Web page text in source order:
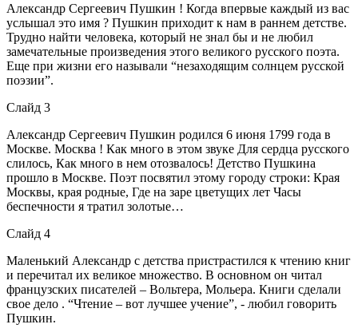
Александр Сергеевич Пушкин ! Когда впервые каждый из вас
услышал это имя ? Пушкин приходит к нам в раннем детстве.
Трудно найти человека, который не знал бы и не любил
замечательные произведения этого великого русского поэта.
Еще при жизни его называли “незаходящим солнцем русской
поэзии”.
Слайд 3
Александр Сергеевич Пушкин родился 6 июня 1799 года в
Москве. Москва ! Как много в этом звуке Для сердца русского
слилось, Как много в нем отозвалось! Детство Пушкина
прошло в Москве. Поэт посвятил этому городу строки: Края
Москвы, края родные, Где на заре цветущих лет Часы
беспечности я тратил золотые…
Слайд 4
Маленький Александр с детства пристрастился к чтению книг
и перечитал их великое множество. В основном он читал
французских писателей – Вольтера, Мольера. Книги сделали
свое дело . “Чтение – вот лучшее учение”, - любил говорить
Пушкин.